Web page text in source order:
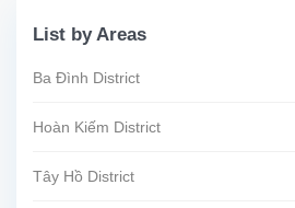
List by Areas
Ba Đình District
Hoàn Kiếm District
Tây Hồ District